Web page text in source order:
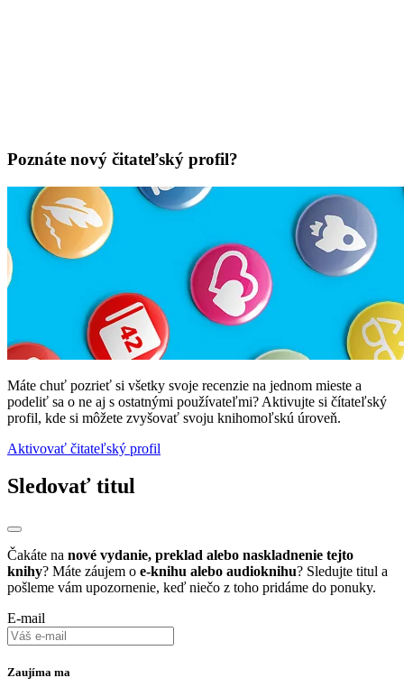
Poznáte nový čitateľský profil?
Máte chuť pozrieť si všetky svoje recenzie na jednom mieste a
podeliť sa o ne aj s ostatnými používateľmi? Aktivujte si čítateľský
profil, kde si môžete zvyšovať svoju knihomoľskú úroveň.
Aktivovať čitateľský profil
Sledovať titul
Čakáte na nové vydanie, preklad alebo naskladnenie tejto
knihy? Máte záujem o e-knihu alebo audioknihu? Sledujte titul a
pošleme vám upozornenie, keď niečo z toho pridáme do ponuky.
E-mail
Zaujíma ma